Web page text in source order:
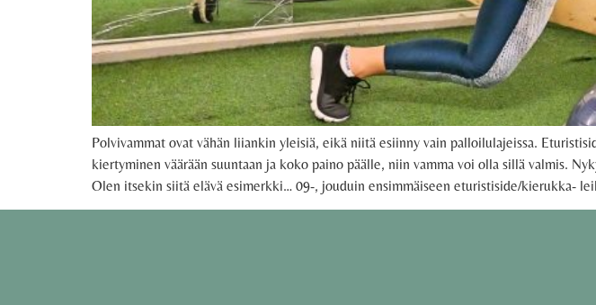
Polvivammat ovat vähän liiankin yleisiä, eikä niitä esiinny vain palloilulajeissa.
kiertyminen väärään suuntaan ja koko paino päälle, niin vamma voi olla sillä valmis.
Olen itsekin siitä elävä esimerkki… 09-, jouduin ensimmäiseen eturistiside/kierukka-